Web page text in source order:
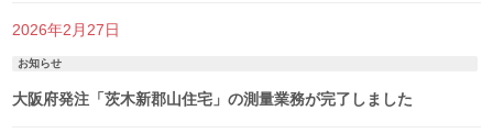
2026年2月27日
お知らせ
大阪府発注「茨木新郡山住宅」の測量業務が完了しました